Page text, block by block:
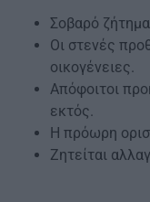
Σοβαρό
Οι στενές
οικογένειες.
Απόφοιτοι
εκτός.
Η πρόωρη
Ζητείται